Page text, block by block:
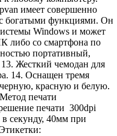
имеет совершенно
богатыми функциями. Он
Windows и может
либо со смартфона по
портативный,
Жесткий чемодан для
14. Оснащен тремя
красную и белую.
печати
печати 300dpi
секунду, 40мм при